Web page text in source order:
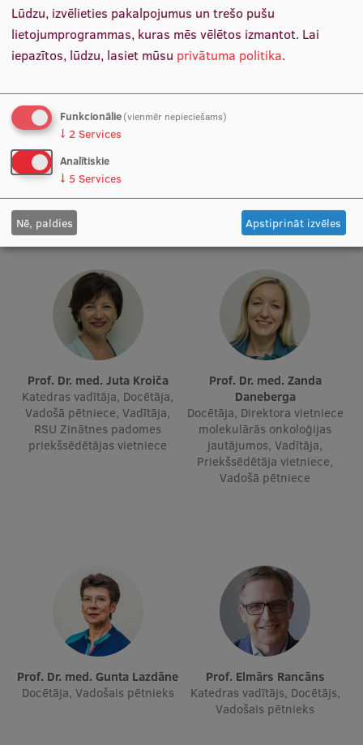
Prof. Dace Zavadska
Docētāja, Vadošā pētniece,
Vadošā pētniece, projekta
zinātniskā vadītāja
Prof. Dr. med. Ilze Konrāde
Docētāja, Studiju programmas
Prof. Dr. med. Juta Kroiča
Katedras vadītāja, Docētāja,
Vadošā pētniece, Vadītāja,
RSU Zinātnes padomes
priekšsēdētājas vietniece
Prof. Dr. med. Zanda
Daneberga
Docētāja, Direktora vietniece
molekulārās onkoloģijas
jautājumos, Vadītāja,
Priekšsēdētāja vietniece,
Vadošā pētniece
Prof. Dr. med. Gunta Lazdāne
Docētāja, Vadošais pētnieks
Prof. Elmārs Rancāns
Katedras vadītājs, Docētājs,
Vadošais pētnieks
Lūdzu, izvēlieties pakalpojumus un trešo pušu
lietojumprogrammas, kuras mēs vēlētos izmantot. Lai
iepazītos, lūdzu, lasiet mūsu privātuma politika.
Funkcionālie(vienmēr nepieciešams)
↓ 2 Services
Analītiskie
↓ 5 Services
Nē, paldies Apstiprināt izvēles